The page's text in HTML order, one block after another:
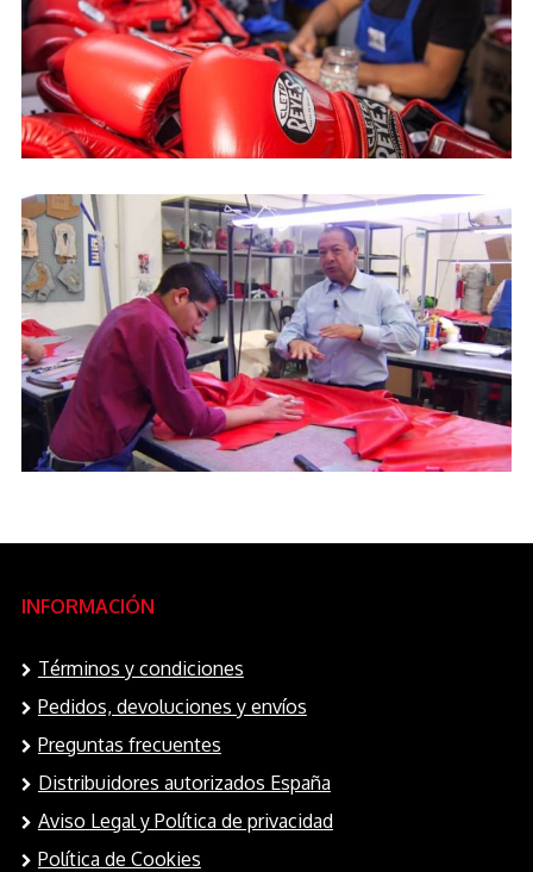
INFORMACIÓN
Términos y condiciones
Pedidos, devoluciones y envíos
Preguntas frecuentes
Distribuidores autorizados España
Aviso Legal y Política de privacidad
Política de Cookies